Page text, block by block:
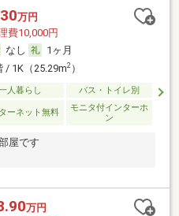
万円
費10,000円
なし
1ヶ月
/ 1K（25.29m2）
人暮らし バス・トイレ別
ーネット無料
モニタ付インターホ
ン
屋です
万円